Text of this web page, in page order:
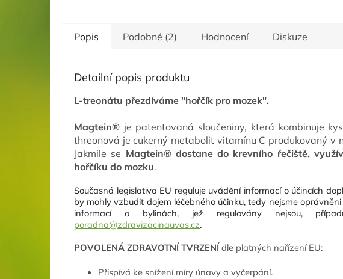
Popis Podobné (2) Hodnocení Diskuze
Detailní popis produktu
L-treonátu přezdíváme "hořčík pro mozek".
Magtein® je patentovaná sloučeniny, která kombinuje
threonová je cukerný metabolit vitamínu C produkovaný v
Jakmile se Magtein® dostane do krevního řečiště,
hořčíku do mozku.
Současná legislativa EU reguluje uvádění informací o účincích
by mohly vzbudit dojem léčebného účinku, tedy nejsme
informací o bylinách, jež regulovány nejsou,
poradna@zdravizacinauvas.cz.
POVOLENÁ ZDRAVOTNÍ TVRZENÍ dle platných nařízení EU:
Přispívá ke snížení míry únavy a vyčerpání.